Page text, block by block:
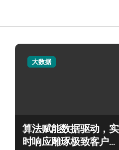
大数据
算法赋能数据驱动，实
时响应雕琢极致客户服